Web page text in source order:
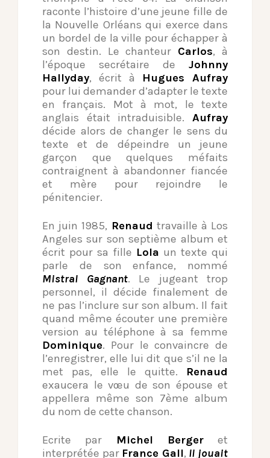
raconte l’histoire d’une jeune fille de
la Nouvelle Orléans qui exerce dans
un bordel de la ville pour échapper à
son destin. Le chanteur Carlos, à
l’époque secrétaire de Johnny
Hallyday, écrit à Hugues Aufray
pour lui demander d’adapter le texte
en français. Mot à mot, le texte
anglais était intraduisible. Aufray
décide alors de changer le sens du
texte et de dépeindre un jeune
garçon que quelques méfaits
contraignent à abandonner fiancée
et mère pour rejoindre le
pénitencier.
En juin 1985, Renaud travaille à Los
Angeles sur son septième album et
écrit pour sa fille Lola un texte qui
parle de son enfance, nommé
Mistral Gagnant. Le jugeant trop
personnel, il décide finalement de
ne pas l’inclure sur son album. Il fait
quand même écouter une première
version au téléphone à sa femme
Dominique. Pour le convaincre de
l’enregistrer, elle lui dit que s’il ne la
met pas, elle le quitte. Renaud
exaucera le vœu de son épouse et
appellera même son 7ème album
du nom de cette chanson.
Ecrite par Michel Bergeret
interprétée par France Gall, Il jouait